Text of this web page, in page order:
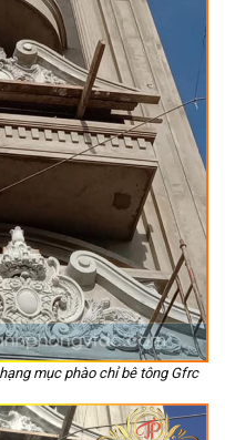
mục phào chỉ bê tông Gfrc